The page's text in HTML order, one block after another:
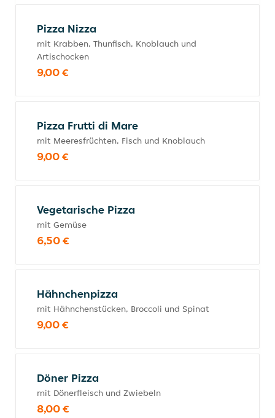
Pizza Nizza
mit Krabben, Thunfisch, Knoblauch und
Artischocken
9,00 €
Pizza Frutti di Mare
mit Meeresfrüchten, Fisch und Knoblauch
9,00 €
Vegetarische Pizza
mit Gemüse
6,50 €
Hähnchenpizza
mit Hähnchenstücken, Broccoli und Spinat
9,00 €
Döner Pizza
mit Dönerfleisch und Zwiebeln
8,00 €